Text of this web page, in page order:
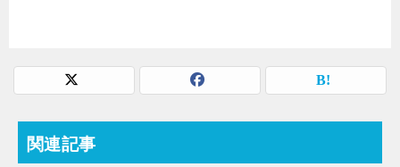
関連記事